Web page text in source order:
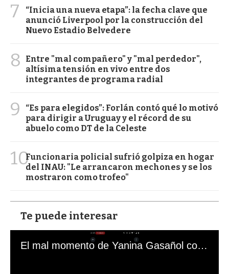
7
“Inicia una nueva etapa”: la fecha clave que
anunció Liverpool por la construcción del
Nuevo Estadio Belvedere
8
Entre "mal compañero" y "mal perdedor",
altísima tensión en vivo entre dos
integrantes de programa radial
9
“Es para elegidos”: Forlán contó qué lo motivó
para dirigir a Uruguay y el récord de su
abuelo como DT de la Celeste
10Funcionaria policial sufrió golpiza en hogar
del INAU: "Le arrancaron mechones y se los
mostraron como trofeo"
Te puede interesar
El mal momento de Yanina Gasañol con un hincha argentino en "Subrayado"